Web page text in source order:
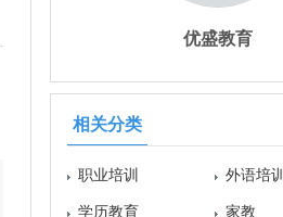
优盛教育
相关分类
职业培训 外语培训
学历教育 家教